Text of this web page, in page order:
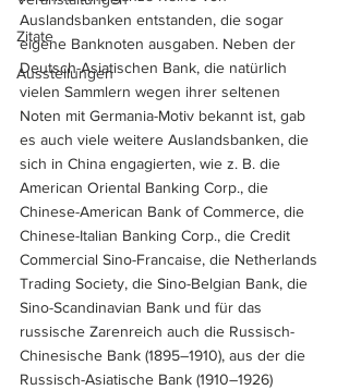
Zitate
Ausstellungen
Auslandsbanken entstanden, die sogar
eigene Banknoten ausgaben. Neben der
Deutsch-Asiatischen Bank, die natürlich
vielen Sammlern wegen ihrer seltenen
Noten mit Germania-Motiv bekannt ist, gab
es auch viele weitere Auslandsbanken, die
sich in China engagierten, wie z. B. die
American Oriental Banking Corp., die
Chinese-American Bank of Commerce, die
Chinese-Italian Banking Corp., die Credit
Commercial Sino-Francaise, die Netherlands
Trading Society, die Sino-Belgian Bank, die
Sino-Scandinavian Bank und für das
russische Zarenreich auch die Russisch-
Chinesische Bank (1895–1910), aus der die
Russisch-Asiatische Bank (1910–1926)